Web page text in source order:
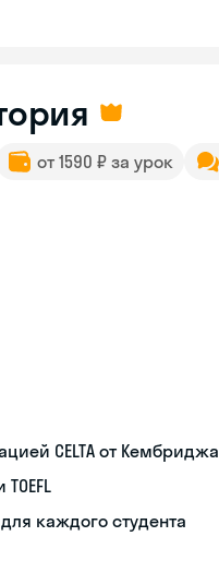
от 1590 ₽ за урок
CELTA от Кембриджа
каждого студента